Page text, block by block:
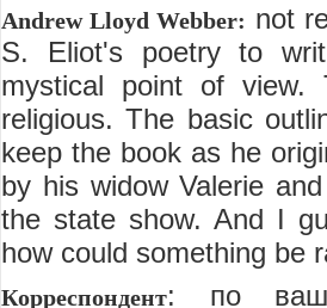
Andrew Lloyd Webber: not
S. Eliot's poetry to
mystical point of
religious. The basic
keep the book as he
by his widow Valerie
the state show. And I
how could something be
Корреспондент: по